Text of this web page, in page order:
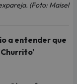
(Foto: Maisel
a entender que